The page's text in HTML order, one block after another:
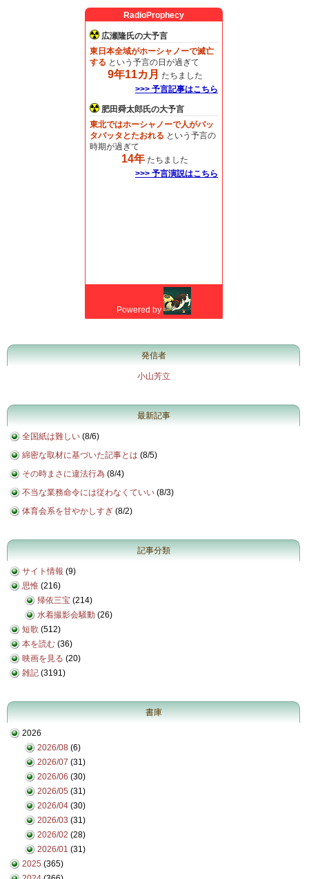
発信者
小山芳立
最新記事
全国紙は難しい (8/6)
綿密な取材に基づいた記事とは (8/5)
その時まさに違法行為 (8/4)
不当な業務命令には従わなくていい (8/3)
体育会系を甘やかしすぎ (8/2)
記事分類
サイト情報 (9)
思惟 (216)
帰依三宝 (214)
水着撮影会騒動 (26)
短歌 (512)
本を読む (36)
映画を見る (20)
雑記 (3191)
書庫
2026
2026/08 (6)
2026/07 (31)
2026/06 (30)
2026/05 (31)
2026/04 (30)
2026/03 (31)
2026/02 (28)
2026/01 (31)
2025 (365)